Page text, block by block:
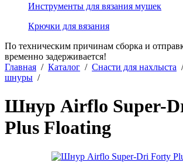
Инструменты для вязания мушек
Крючки для вязания
По техническим причинам сборка и
временно задерживается!
Главная / Каталог / Снасти для нахлыста
шнуры /
Шнур Airflo Super-
Plus Floating